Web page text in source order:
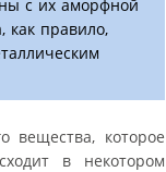
с их аморфной
как правило,
вещества, которое
в некотором